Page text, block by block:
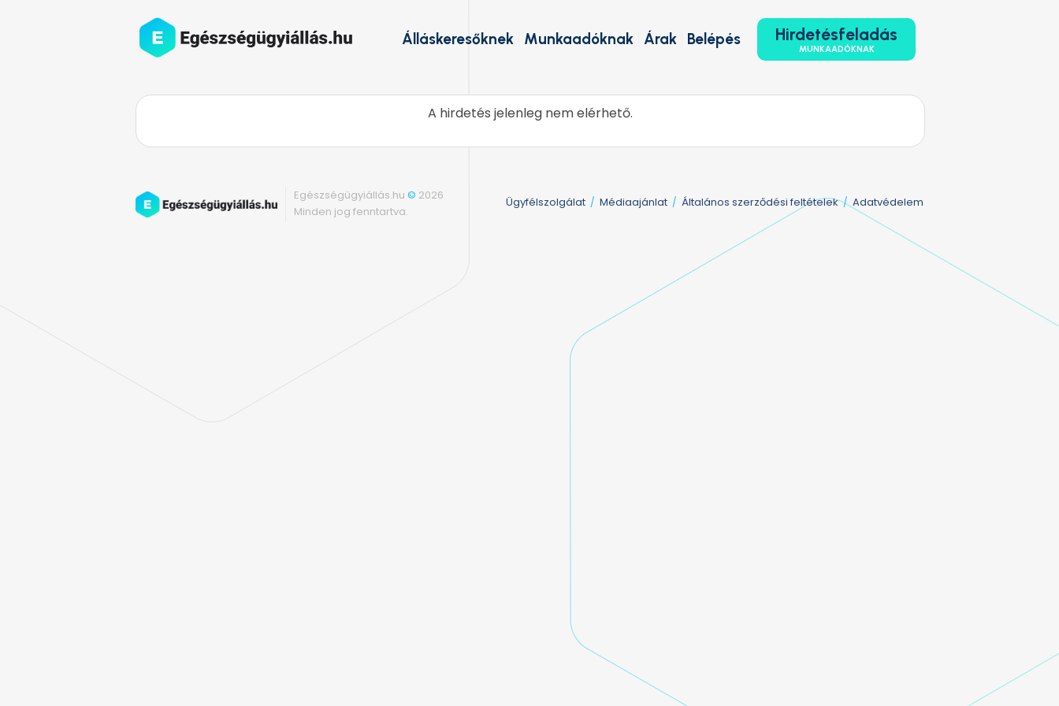
Hirdetésfeladás
MUNKAADÓKNAK
Belépés
Árak
Munkaadóknak
Álláskeresőknek
A hirdetés jelenleg nem elérhető.
Egészségügyiállás.hu © 2026
Minden jog fenntartva.
Ügyfélszolgálat / Médiaajánlat / Általános szerződési feltételek/ Adatvédelem